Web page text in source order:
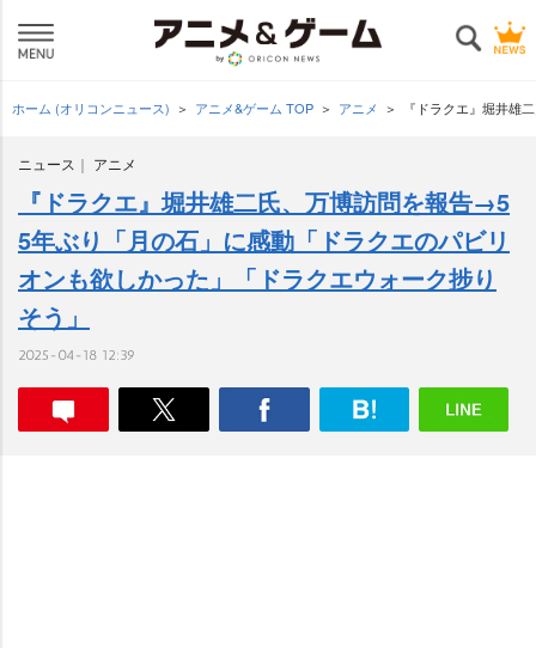
ホーム (オリコンニュース) アニメ&ゲーム TOP アニメ 『ドラクエ』堀井雄
ニュース アニメ
『ドラクエ』堀井雄二氏、万博訪問を報告→5
5年ぶり「月の石」に感動「ドラクエのパビリ
オンも欲しかった」「ドラクエウォーク捗り
そう」
2025-04-18 12:39